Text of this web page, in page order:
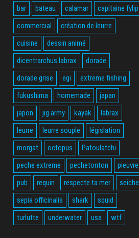
bar
bateau calamar
capitaine fylip
commercial
création de leurre
cuisine
dessin animé
dicentrarchus labrax
dorade
dorade grise
egi
extreme fishing
fukushima
homemade
japan
japon
jig army kayak
labrax
leurre
leurre souple
législation
morgat
octopus
Patoulatchi
peche extreme
pechetonton
pieuvre
pub
requin respecte ta mer
seiche
sepia officinalis
shark
squid
turlutte
underwater usa wtf